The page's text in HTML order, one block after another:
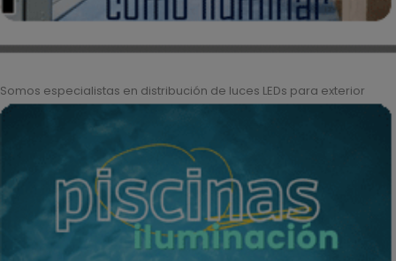
Somos especialistas en distribución de luces LEDs para exterior